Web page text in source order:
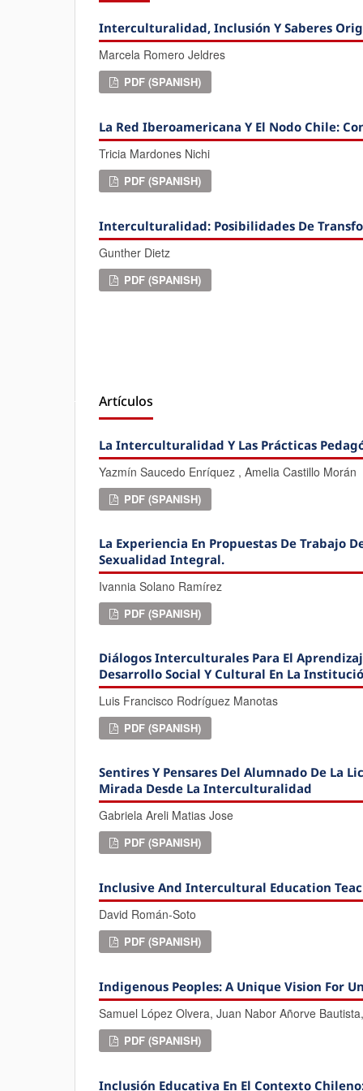
Interculturalidad, Inclusión Y Saberes
Marcela Romero Jeldres
PDF (SPANISH)
La Red Iberoamericana Y El Nodo Chile:
Tricia Mardones Nichi
PDF (SPANISH)
Interculturalidad: Posibilidades De
Gunther Dietz
PDF (SPANISH)
Artículos
La Interculturalidad Y Las Prácticas
Yazmín Saucedo Enríquez , Amelia Castillo Morán
PDF (SPANISH)
La Experiencia En Propuestas De Trabajo
Sexualidad Integral.
Ivannia Solano Ramírez
PDF (SPANISH)
Diálogos Interculturales Para El
Desarrollo Social Y Cultural En La
Luis Francisco Rodríguez Manotas
PDF (SPANISH)
Sentires Y Pensares Del Alumnado De La
Mirada Desde La Interculturalidad
Gabriela Areli Matias Jose
PDF (SPANISH)
Inclusive And Intercultural Education
David Román-Soto
PDF (SPANISH)
Indigenous Peoples: A Unique Vision For
Samuel López Olvera, Juan Nabor Añorve
PDF (SPANISH)
Inclusión Educativa En El Contexto